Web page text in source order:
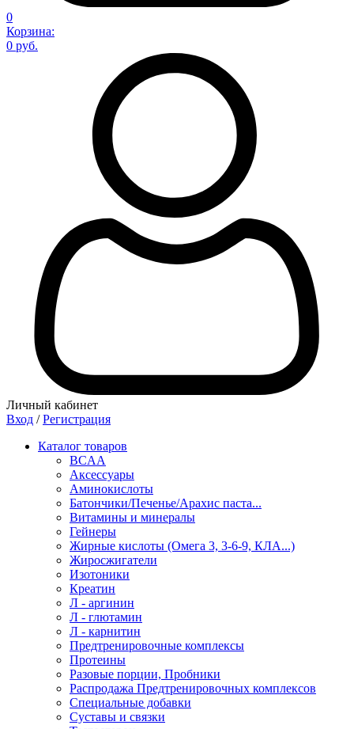
0
Корзина:
0 руб.
Личный кабинет
Вход / Регистрация
Каталог товаров
BCAA
Аксессуары
Аминокислоты
Батончики/Печенье/Арахис паста...
Витамины и минералы
Гейнеры
Жирные кислоты (Омега 3, 3-6-9, КЛА...)
Жиросжигатели
Изотоники
Креатин
Л - аргинин
Л - глютамин
Л - карнитин
Предтренировочные комплексы
Протеины
Разовые порции, Пробники
Распродажа Предтренировочных комплексов
Специальные добавки
Суставы и связки